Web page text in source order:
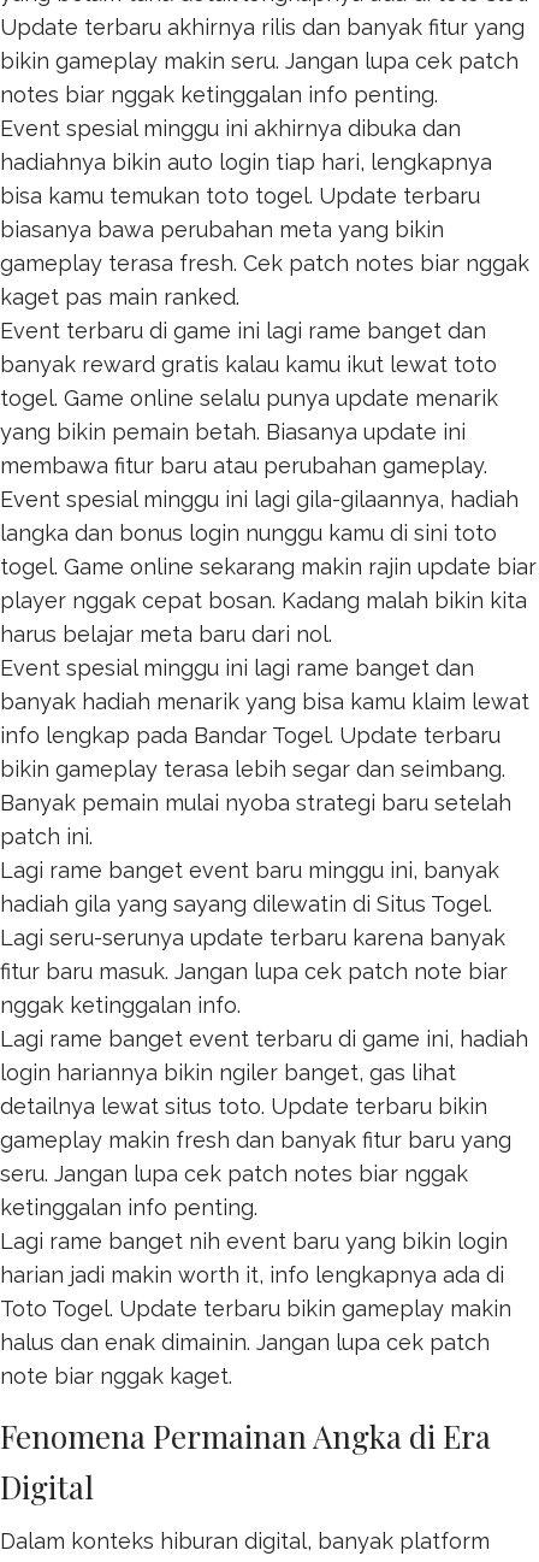
Update terbaru akhirnya rilis dan banyak fitur yang
bikin gameplay makin seru. Jangan lupa cek patch
notes biar nggak ketinggalan info penting.
Event spesial minggu ini akhirnya dibuka dan
hadiahnya bikin auto login tiap hari, lengkapnya
bisa kamu temukan toto togel. Update terbaru
biasanya bawa perubahan meta yang bikin
gameplay terasa fresh. Cek patch notes biar nggak
kaget pas main ranked.
Event terbaru di game ini lagi rame banget dan
banyak reward gratis kalau kamu ikut lewat toto
togel. Game online selalu punya update menarik
yang bikin pemain betah. Biasanya update ini
membawa fitur baru atau perubahan gameplay.
Event spesial minggu ini lagi gila-gilaannya, hadiah
langka dan bonus login nunggu kamu di sini toto
togel. Game online sekarang makin rajin update biar
player nggak cepat bosan. Kadang malah bikin kita
harus belajar meta baru dari nol.
Event spesial minggu ini lagi rame banget dan
banyak hadiah menarik yang bisa kamu klaim lewat
info lengkap pada Bandar Togel. Update terbaru
bikin gameplay terasa lebih segar dan seimbang.
Banyak pemain mulai nyoba strategi baru setelah
patch ini.
Lagi rame banget event baru minggu ini, banyak
hadiah gila yang sayang dilewatin di Situs Togel.
Lagi seru-serunya update terbaru karena banyak
fitur baru masuk. Jangan lupa cek patch note biar
nggak ketinggalan info.
Lagi rame banget event terbaru di game ini, hadiah
login hariannya bikin ngiler banget, gas lihat
detailnya lewat situs toto. Update terbaru bikin
gameplay makin fresh dan banyak fitur baru yang
seru. Jangan lupa cek patch notes biar nggak
ketinggalan info penting.
Lagi rame banget nih event baru yang bikin login
harian jadi makin worth it, info lengkapnya ada di
Toto Togel. Update terbaru bikin gameplay makin
halus dan enak dimainin. Jangan lupa cek patch
note biar nggak kaget.
Fenomena Permainan Angka di Era
Digital
Dalam konteks hiburan digital, banyak platform